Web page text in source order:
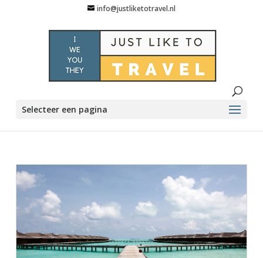
info@justliketotravel.nl
Selecteer een pagina